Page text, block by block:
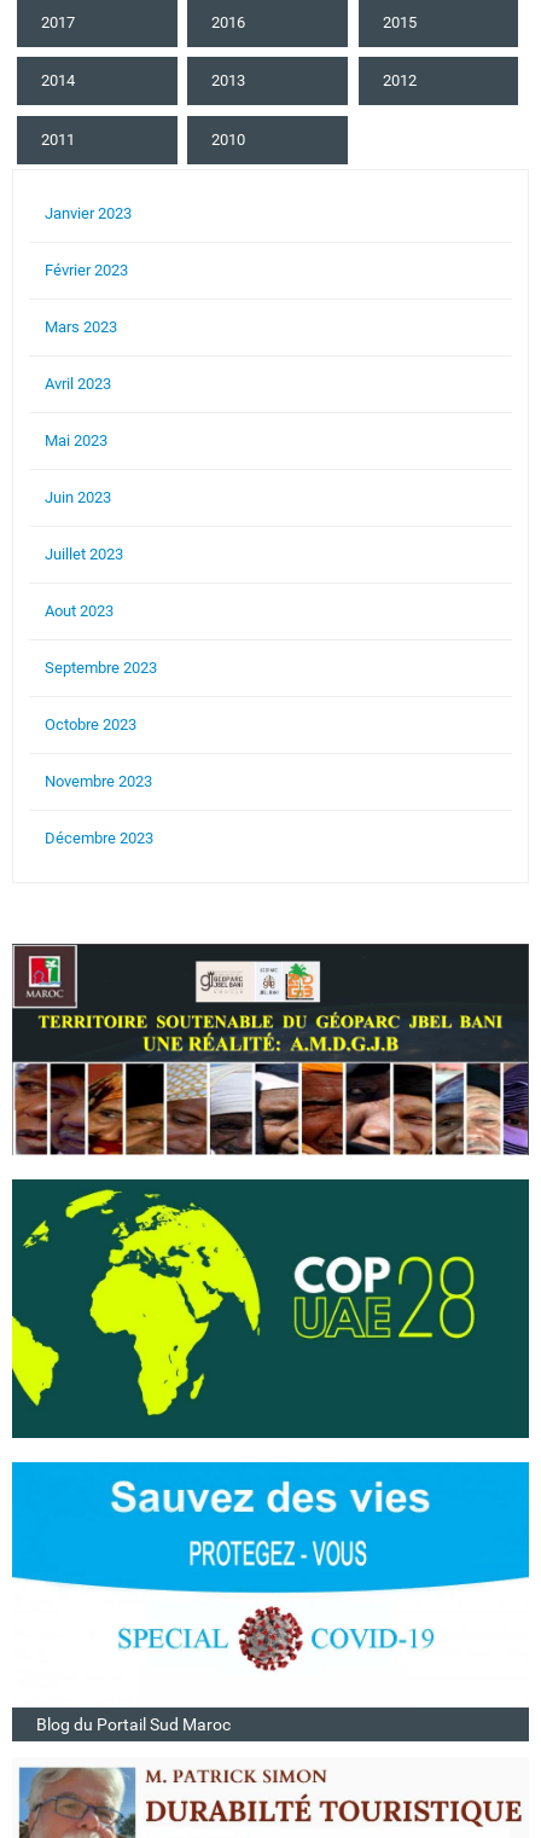
2017 2016 2015
2014 2013 2012
2011 2010
Janvier 2023
Février 2023
Mars 2023
Avril 2023
Mai 2023
Juin 2023
Juillet 2023
Aout 2023
Septembre 2023
Octobre 2023
Novembre 2023
Décembre 2023
Blog du Portail Sud Maroc